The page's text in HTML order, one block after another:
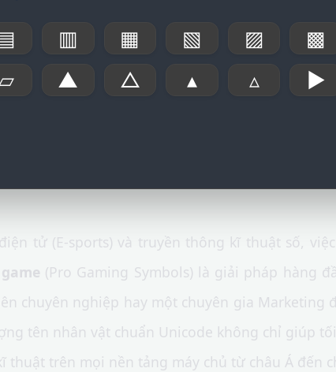
▥ ▦ ▧ ▨ ▩
▲ △ ▴ ▵ ▶
tử (E-sports) và truyền thông kĩ thuật số,
(Pro Gaming Symbols) là giải pháp hàng
chuyên nghiệp hay một chuyên gia Marketing
tên nhân vật chuẩn Unicode không chỉ giúp
trên mọi nền tảng máy chủ từ châu Á đến